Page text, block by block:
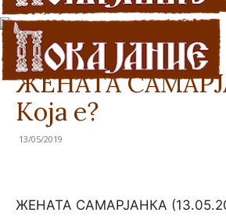
Дома Беседи
Беседи
ЖЕНАТА
Која е?
13/05/2019
ЖЕНАТА САМАРЈАНКА